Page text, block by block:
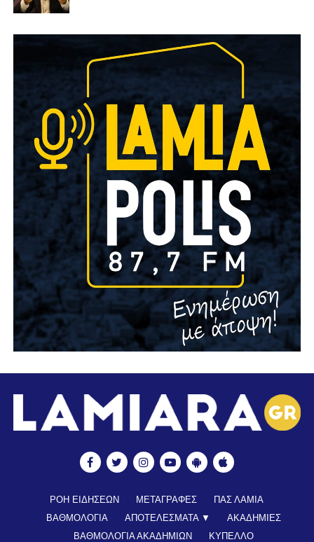
ΡΟΗ ΕΙΔΗΣΕΩΝ ΜΕΤΑΓΡΑΦΕΣ
ΠΑΣ ΛΑΜΙΑ
ΒΑΘΜΟΛΟΓΙΑ
ΑΠΟΤΕΛΕΣΜΑΤΑ ▼
ΑΚΑΔΗΜΙΕΣ
ΒΑΘΜΟΛΟΓΙΑ ΑΚΑΔΗΜΙΩΝ
ΚΥΠΕΛΛΟ